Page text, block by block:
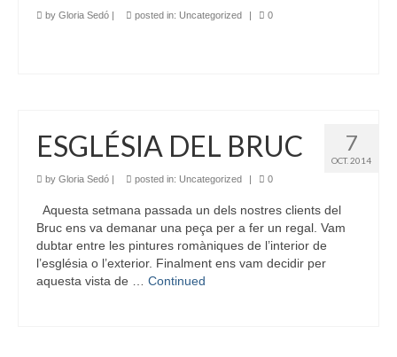
by Gloria Sedó | posted in: Uncategorized | 0
7
OCT. 2014
ESGLÉSIA DEL BRUC
by Gloria Sedó | posted in: Uncategorized | 0
Aquesta setmana passada un dels nostres clients del
Bruc ens va demanar una peça per a fer un regal. Vam
dubtar entre les pintures romàniques de l’interior de
l’església o l’exterior. Finalment ens vam decidir per
aquesta vista de … Continued